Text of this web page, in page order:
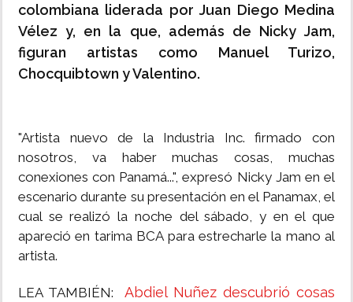
colombiana liderada por Juan Diego Medina
Vélez y, en la que, además de Nicky Jam,
figuran artistas como Manuel Turizo,
Chocquibtown y Valentino.
"Artista nuevo de la Industria Inc. firmado con
nosotros, va haber muchas cosas, muchas
conexiones con Panamá...", expresó Nicky Jam en el
escenario durante su presentación en el Panamax, el
cual se realizó la noche del sábado, y en el que
apareció en tarima BCA para estrecharle la mano al
artista.
LEA TAMBIÉN: Abdiel Nuñez descubrió cosas